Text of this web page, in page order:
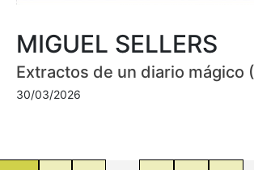
MIGUEL SELLERS
Extractos de un diario mágico
30/03/2026